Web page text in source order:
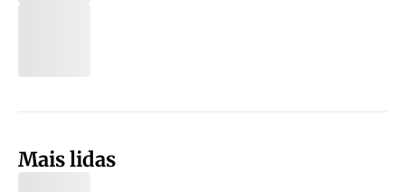
Mais lidas